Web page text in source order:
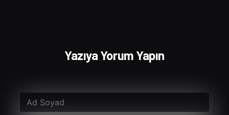
Yazıya Yorum Yapın